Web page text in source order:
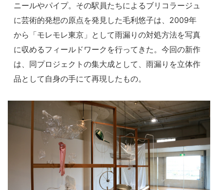
ニールやパイプ。その駅員たちによるブリコラージュ
に芸術的発想の原点を発見した毛利悠子は、2009年
から「モレモレ東京」として雨漏りの対処方法を写真
に収めるフィールドワークを行ってきた。今回の新作
は、同プロジェクトの集大成として、雨漏りを立体作
品として自身の手にて再現したもの。